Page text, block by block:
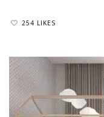
254 LIKES